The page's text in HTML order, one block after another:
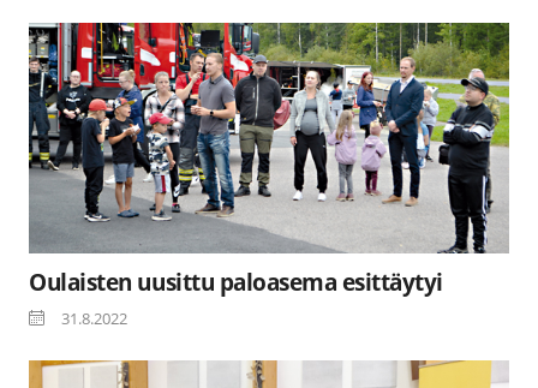
Oulaisten uusittu paloasema esittäytyi
31.8.2022